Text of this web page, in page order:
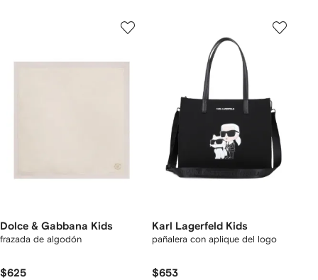
Dolce & Gabbana Kids
frazada de algodón
$625
Karl Lagerfeld Kids
pañalera con aplique del logo
$653